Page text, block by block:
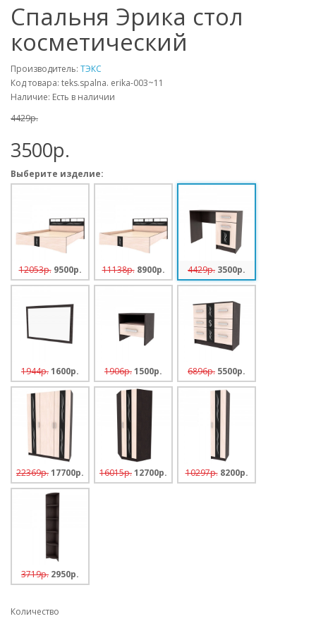
Спальня Эрика стол
косметический
Производитель: ТЭКС
Код товара: teks.spalna. erika-003~11
Наличие: Есть в наличии
4429p.
3500p.
Выберите изделие:
12053p. 9500p. 11138p. 8900p. 4429p. 3500p.
1944p.1600p. 1906p.1500p. 6896p. 5500p.
22369p.17700p. 16015p.12700p. 10297p. 8200p.
3719p. 2950p.
Количество